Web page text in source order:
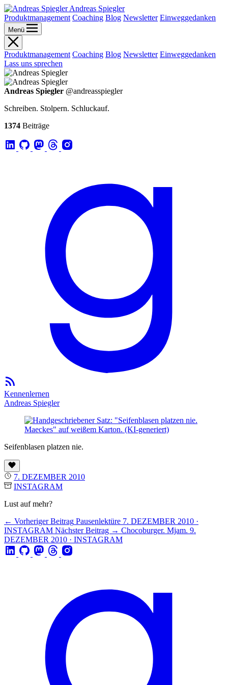
Andreas Spiegler
Produktmanagement Coaching Blog Newsletter Einweggedanken
Menü
Produktmanagement Coaching Blog Newsletter Einweggedanken
Lass uns sprechen
Andreas Spiegler @andreasspiegler
Schreiben. Stolpern. Schluckauf.
1374 Beiträge
Kennenlernen
Andreas Spiegler
Seifenblasen platzen nie.
7. DEZEMBER 2010
INSTAGRAM
Lust auf mehr?
← Vorheriger Beitrag Pausenlektüre 7. DEZEMBER 2010 ·
INSTAGRAM Nächster Beitrag → Chocoburger. Mjam. 9.
DEZEMBER 2010 · INSTAGRAM